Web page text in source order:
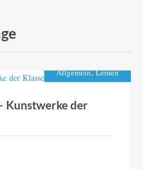
Allgemein,Lernen
Kunstwerke der